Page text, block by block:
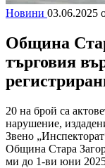
Новини 03.06.2025
Община
търговия
20 на брой са
нарушение,
Звено
Община Стара
ми до 1-ви юни